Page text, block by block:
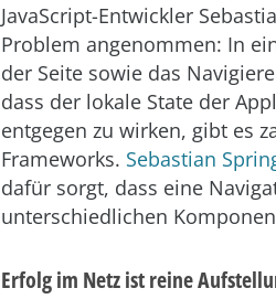
JavaScript-Entwickler
Problem angenommen: In
der Seite sowie das
dass der lokale State der
entgegen zu wirken, gibt es
Frameworks. Sebastian
dafür sorgt, dass eine
unterschiedlichen
Erfolg im Netz ist reine